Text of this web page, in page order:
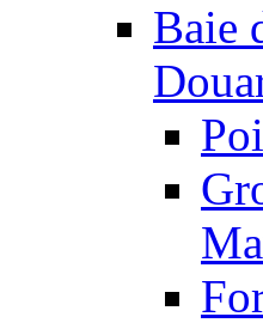
Baie